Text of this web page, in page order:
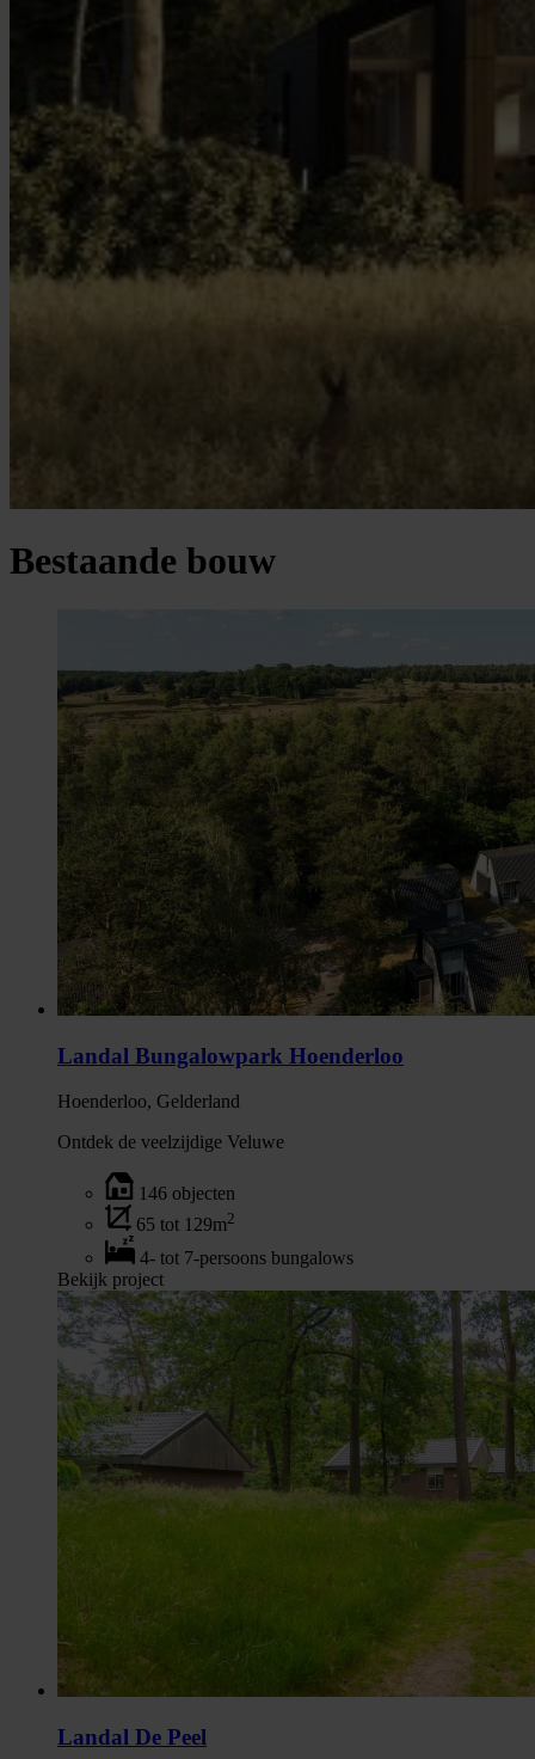
Bestaande bouw
Landal Bungalowpark Hoenderloo
Hoenderloo, Gelderland
Ontdek de veelzijdige Veluwe
146 objecten
65 tot 129m2
4- tot 7-persoons bungalows
Bekijk project
Landal De Peel